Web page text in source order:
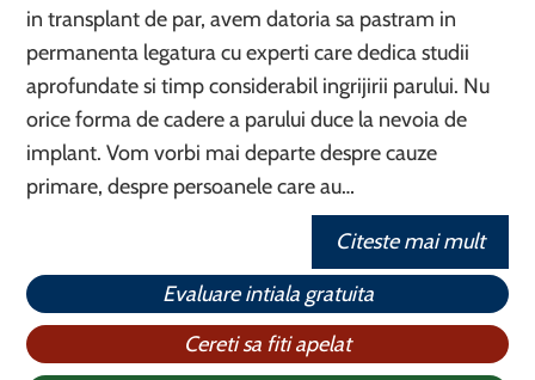
in transplant de par, avem datoria sa pastram in
permanenta legatura cu experti care dedica studii
aprofundate si timp considerabil ingrijirii parului. Nu
orice forma de cadere a parului duce la nevoia de
implant. Vom vorbi mai departe despre cauze
primare, despre persoanele care au…
Citeste mai mult
Evaluare intiala gratuita
Cereti sa fiti apelat